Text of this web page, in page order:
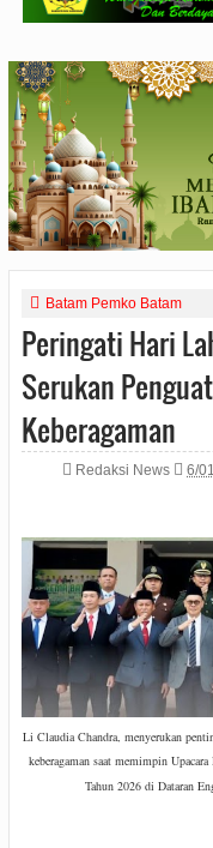
Batam Pemko Batam
Peringati Hari
Serukan
Keberagaman
Redaksi News 6/
Li Claudia Chandra, menyerukan
keberagaman saat memimpin
Tahun 2026 di Dataran